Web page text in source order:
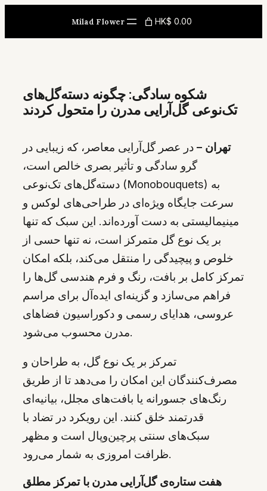
content
Milad Flower HK$ 0.00
شکوه سادگی: چگونه دسته‌گل‌های
تک‌نوعی گل‌آرایی مدرن را متحول کردند
تهران – در عصر گل‌آرایی معاصر، که زیبایی در
گرو سادگی و تأثیر بصری خالص است،
دسته‌گل‌های تک‌نوعی (Monobouquets) به
سرعت جایگاه ویژه‌ای در طراحی‌های لوکس و
مینیمالیستی به دست آورده‌اند. این سبک که تنها
بر یک نوع گل متمرکز است، نه تنها حسی از
خلوص و پیچیدگی را منتقل می‌کند، بلکه امکان
تمرکز کامل بر بافت، رنگ و فرم هندسی گل‌ها را
فراهم می‌سازد و گزینه‌ای ایده‌آل برای مراسم
عروسی، هدایای رسمی و دکوراسیون فضاهای
مدرن محسوب می‌شود.
تمرکز بر یک نوع گل‌، به طراحان و
مصرف‌کنندگان این امکان را می‌دهد تا از طریق
رنگ‌های جسورانه یا بافت‌های مجلل، بیانیه‌ای
قدرتمند خلق کنند. این رویکرد در تضاد با
سبک‌های سنتی پرچین‌وپال است و مظهر
ظرافت امروزی به شمار می‌رود.
هفت ستاره‌ی گل‌آرایی مدرن با تمرکز مطلق